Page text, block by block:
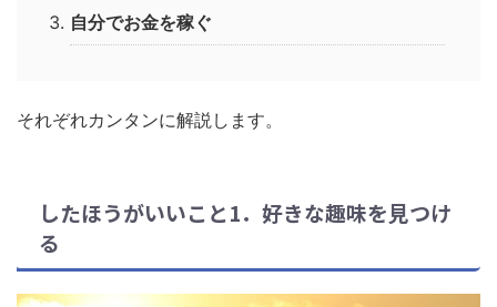
自分でお金を稼ぐ
それぞれカンタンに解説します。
したほうがいいこと1．好きな趣味を見つけ
る